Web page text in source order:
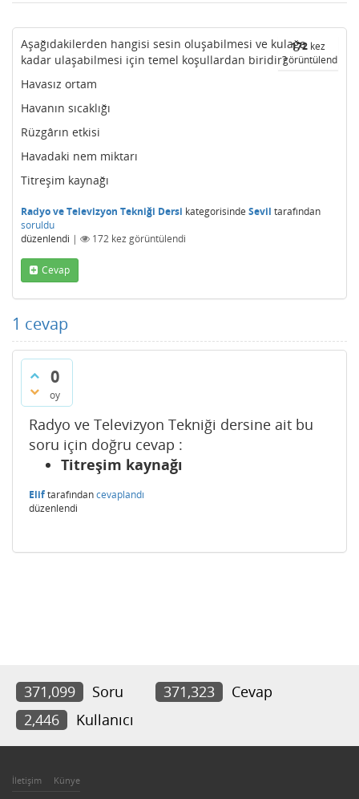
172 kez
görüntülendi
Aşağıdakilerden hangisi sesin oluşabilmesi ve kulağa
kadar ulaşabilmesi için temel koşullardan biridir?
Havasız ortam
Havanın sıcaklığı
Rüzgârın etkisi
Havadaki nem miktarı
Titreşim kaynağı
Radyo ve Televizyon Tekniği Dersi kategorisinde Sevil tarafından
soruldu
düzenlendi | 172 kez görüntülendi
Cevap
1 cevap
0
oy
Radyo ve Televizyon Tekniği dersine ait bu
soru için doğru cevap :
Titreşim kaynağı
Eliftarafındancevaplandı
düzenlendi
371,099 Soru 371,323
Cevap
2,446
Kullanıcı
İletişim Künye